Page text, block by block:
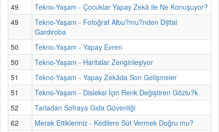
49
Tekno-Yaşam - Çocuklar Yapay Zekâ ile Ne Konuşuyor?
49
Tekno-Yaşam - Fotoğraf Albu?mu?nden Dijital
Gardıroba
50
Tekno-Yaşam - Yapay Evren
50
Tekno-Yaşam - Haritalar Zenginleşiyor
51
Tekno-Yaşam - Yapay Zekâda Son Gelişmeler
51
Tekno-Yaşam - Disleksi İçin Renk Değiştiren Gözlu?k
52
Tarladan Sofraya Gıda Güvenliği
62
Merak Ettikleriniz - Kedilere Süt Vermek Doğru mu?